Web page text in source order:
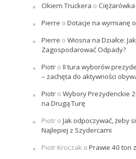
Okiem Truckera o Ciężarówka
Pierre o Dotacje na wymianę
Pierre o Wiosna na Działce:
Zagospodarować Odpady?
Piotro II tura wyborów
– zachęta do aktywności
Piotro Wybory Prezydenckie
na Drugą Turę
Piotro Jak odpoczywać, żeby
Najlepiej z Szydercami
Piotr Kroczak o Prawie 40 ton